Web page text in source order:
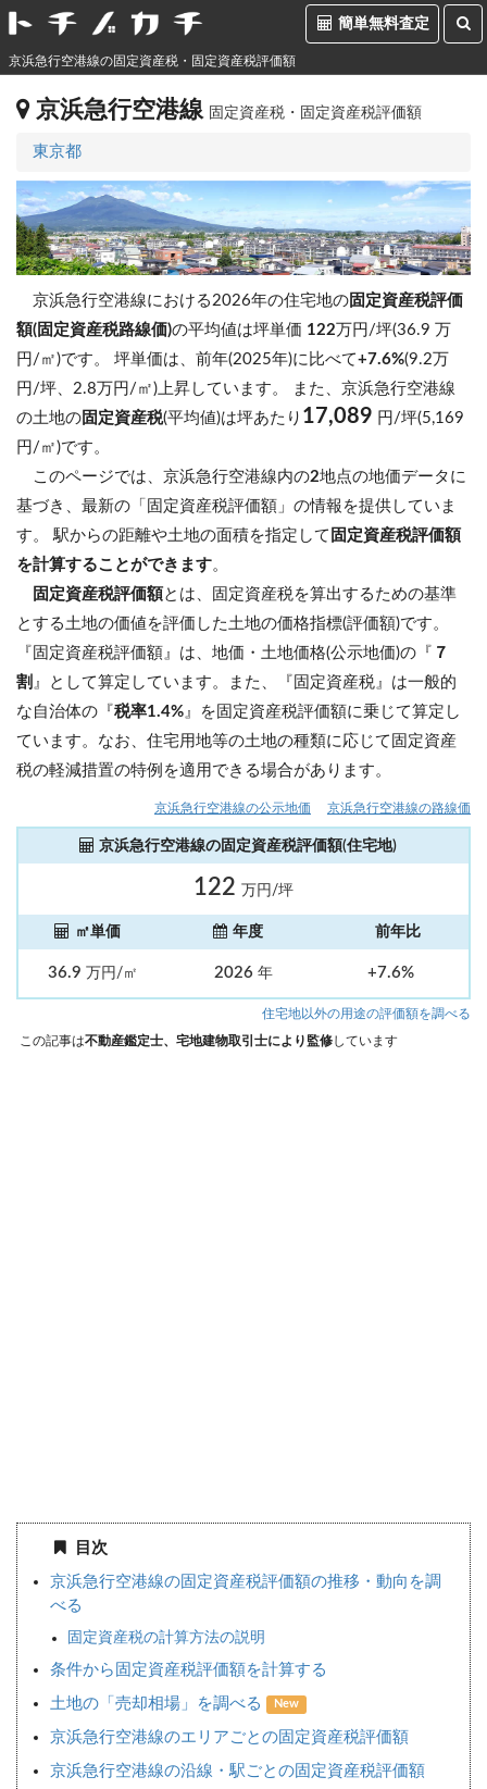
簡単無料査定
京浜急行空港線の固定資産税・固定資産税評価額
京浜急行空港線 固定資産税・固定資産税評価額
東京都
京浜急行空港線における2026年の住宅地の 固定資産税評価
額(固定資産税路線価)の平均値は坪単価 122万円/坪(36.9 万
円/㎡)です。 坪単価は、前年(2025年)に比べて+7.6%(9.2万
円/坪、2.8万円/㎡)上昇しています。
また、京浜急行空港線
の土地の 固定資産税(平均値)は坪あたり 17,089 円/坪(5,169
円/㎡)です。
このページでは、京浜急行空港線内の2地点の地価データに
基づき、最新の「固定資産税評価額」の情報を提供していま
す。 駅からの距離や土地の面積を指定して 固定資産税評価額
を計算することができます。
固定資産税評価額とは、固定資産税を算出するための基準
とする土地の価値を評価した土地の価格指標(評価額)です。
『固定資産税評価額』は、地価・土地価格(公示地価)の『 ７
割 』として算定しています。また、『固定資産税』は一般的
な自治体の『税率1.4% 』を固定資産税評価額に乗じて算定し
ています。なお、住宅用地等の土地の種類に応じて固定資産
税の軽減措置の特例を適用できる場合があります。
京浜急行空港線の公示地価 京浜急行空港線の路線価
京浜急行空港線の固定資産税評価額(住宅地)
122 万円/坪
㎡単価 年度 前年比
36.9万円/㎡ 2026 年 +7.6%
住宅地以外の用途の評価額を調べる
この記事は不動産鑑定士、宅地建物取引士により監修しています
目次
京浜急行空港線の固定資産税評価額の推移・動向を調
べる
固定資産税の計算方法の説明
条件から固定資産税評価額を計算する
土地の「売却相場」を調べる New
京浜急行空港線のエリアごとの固定資産税評価額
京浜急行空港線の沿線・駅ごとの固定資産税評価額